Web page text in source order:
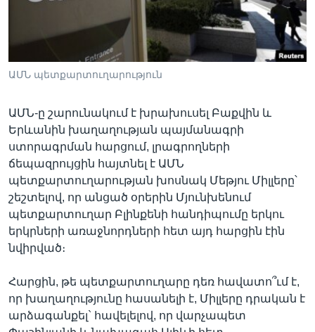
ԱՄՆ պետքարտուղարություն
ԱՄՆ-ը շարունակում է խրախուսել Բաքվին և
Երևանին խաղաղության պայմանագրի
ստորագրման հարցում, լրագրողների
ճեպազրույցին հայտնել է ԱՄՆ
պետքարտուղարության խոսնակ Մեթյու Միլլերը՝
շեշտելով, որ անցած օրերին Մյունխենում
պետքարտուղար Բլինքենի հանդիպումը երկու
երկրների առաջնորդների հետ այդ հարցին էին
նվիրված։
Հարցին, թե պետքարտուղարը դեռ հավատո՞ւմ է,
որ խաղաղությունը հասանելի է, Միլլերը դրական է
արձագանքել` հավելելով, որ վարչապետ